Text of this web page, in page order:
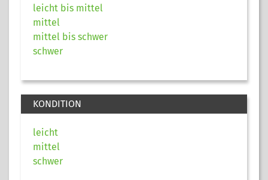
leicht bis mittel
mittel
mittel bis schwer
schwer
KONDITION
leicht
mittel
schwer